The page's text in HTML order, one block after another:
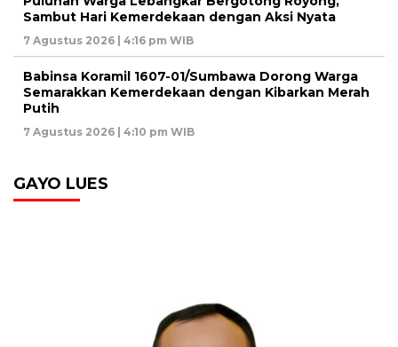
Sambut Hari Kemerdekaan dengan Aksi Nyata
7 Agustus 2026 | 4:16 pm WIB
Babinsa Koramil 1607-01/Sumbawa Dorong Warga
Semarakkan Kemerdekaan dengan Kibarkan Merah
Putih
7 Agustus 2026 | 4:10 pm WIB
GAYO LUES